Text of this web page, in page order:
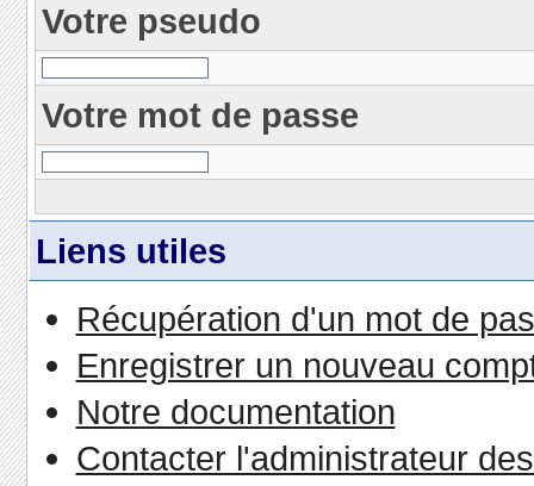
Votre pseudo
Votre mot de passe
Liens utiles
Récupération d'un mot de
Enregistrer un nouveau
Notre documentation
Contacter l'administrateur